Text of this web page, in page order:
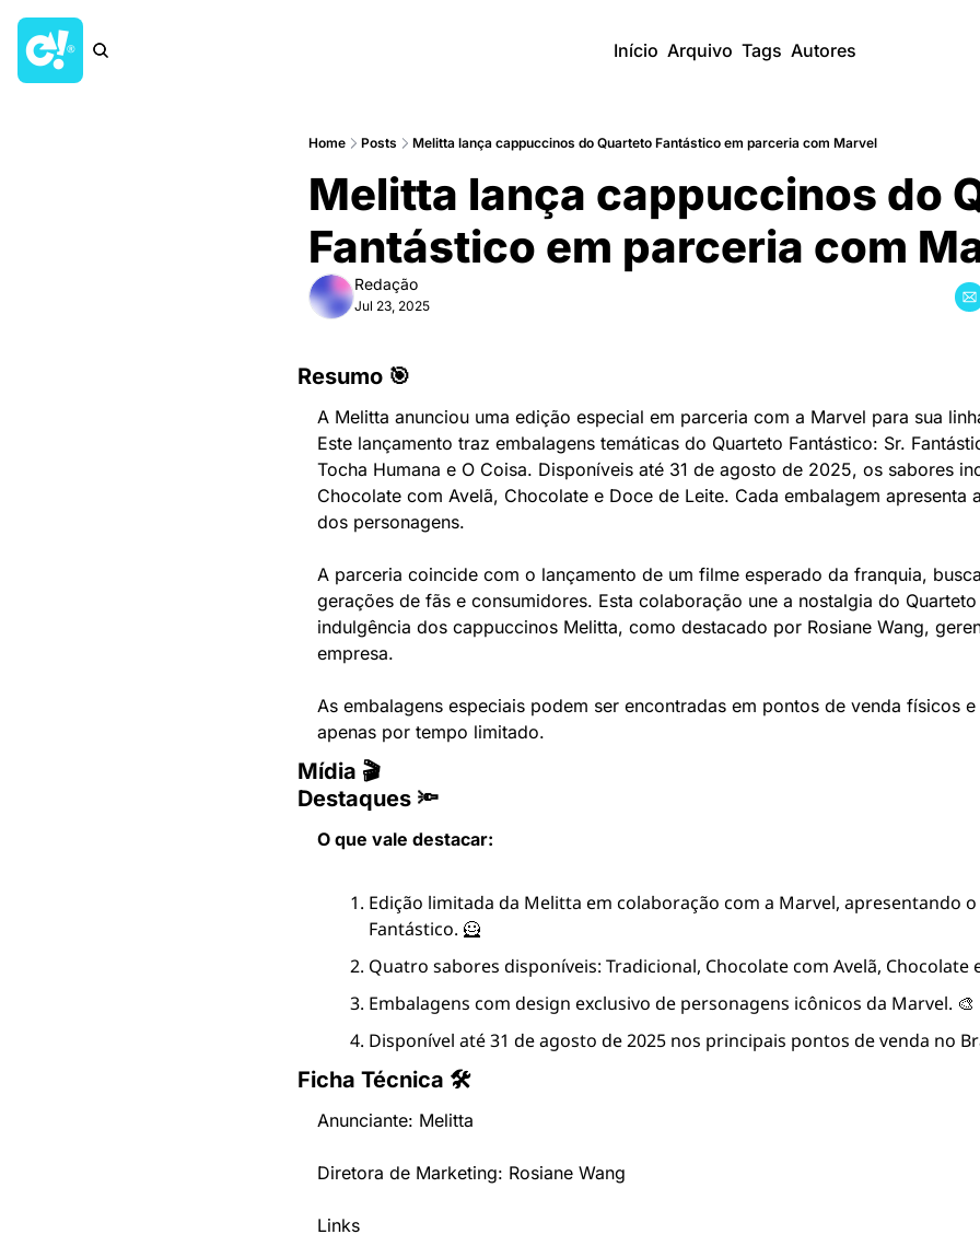
Início Arquivo Tags Autores
Home Posts Melitta lança cappuccinos do Quarteto Fantástico em parceria com Marvel
Melitta lança cappuccinos do
Fantástico em parceria com
Redação
Jul 23, 2025
Resumo 🎯
A Melitta anunciou uma edição especial em parceria com a Marvel para sua
Este lançamento traz embalagens temáticas do Quarteto Fantástico: Sr.
Tocha Humana e O Coisa. Disponíveis até 31 de agosto de 2025, os sabores
Chocolate com Avelã, Chocolate e Doce de Leite. Cada embalagem apresenta
dos personagens.
A parceria coincide com o lançamento de um filme esperado da franquia,
gerações de fãs e consumidores. Esta colaboração une a nostalgia do
indulgência dos cappuccinos Melitta, como destacado por Rosiane Wang,
empresa.
As embalagens especiais podem ser encontradas em pontos de venda físicos
apenas por tempo limitado.
Mídia 🎬
Destaques 🔦
O que vale destacar:
Edição limitada da Melitta em colaboração com a Marvel, apresentando
Fantástico. 🦸
Quatro sabores disponíveis: Tradicional, Chocolate com Avelã, Chocolate
Embalagens com design exclusivo de personagens icônicos da Marvel. 🎨
Disponível até 31 de agosto de 2025 nos principais pontos de venda no
Ficha Técnica 🛠
Anunciante: Melitta
Diretora de Marketing: Rosiane Wang
Links